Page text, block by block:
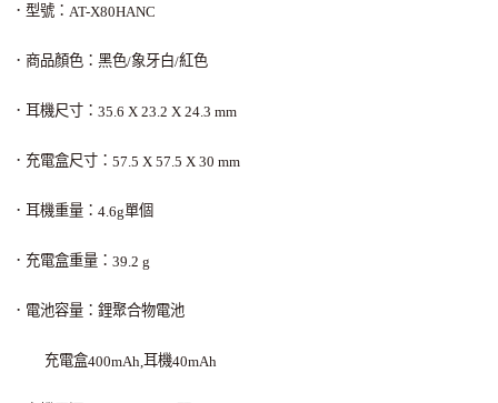
．型號： AT-X80HANC
．商品顏色：黑色/象牙白/紅色
．耳機尺寸： 35.6 X 23.2 X 24.3 mm
．充電盒尺寸： 57.5 X 57.5 X 30 mm
．耳機重量： 4.6g單個
．充電盒重量： 39.2 g
．電池容量：鋰聚合物電池
充電盒400mAh, 耳機40mAh